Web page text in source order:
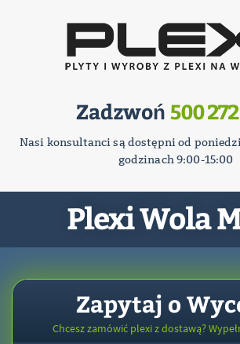
Zadzwoń 500
Nasi konsultanci są dostępni od
godzinach 9:00-15:00
Plexi Wola
Zapytaj o
Chcesz zamówić plexi z dostawą?